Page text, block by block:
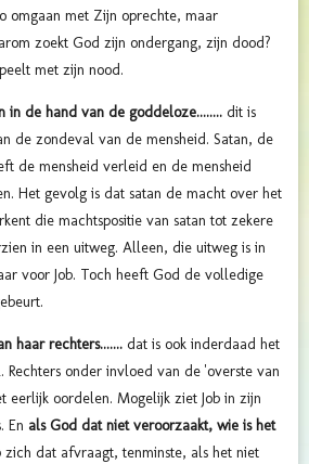
omgaan met Zijn oprechte, maar
zoekt God zijn ondergang, zijn dood?
met zijn nood.
in de hand van de goddeloze........ dit is
de zondeval van de mensheid. Satan, de
de mensheid verleid en de mensheid
Het gevolg is dat satan de macht over het
die machtspositie van satan tot zekere
in een uitweg. Alleen, die uitweg is in
voor Job. Toch heeft God de volledige
haar rechters....... dat is ook inderdaad het
onder invloed van de 'overste van
eerlijk oordelen. Mogelijk ziet Job in zijn
En als God dat niet veroorzaakt, wie is het
zich dat afvraagt, tenminste, als het niet